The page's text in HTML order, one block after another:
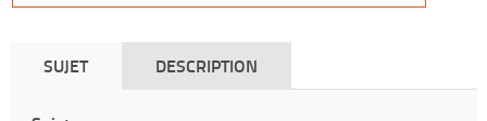
SUJET DESCRIPTION